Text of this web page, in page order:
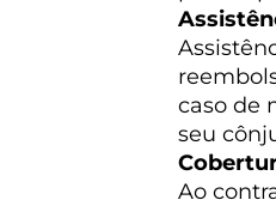
caso de
seu
Ao